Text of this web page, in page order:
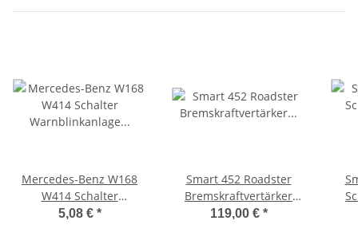
Mercedes-Benz W168
W414 Schalter
Warnblinkanlage
5,08 € *
Smart 452 Roadster
Bremskraftvertärker
Bremsflüssigkeitsbehälter
119,00 € *